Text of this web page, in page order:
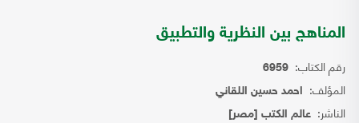
المناهج بين النظرية والتطبيق
رقم الكتاب: 6959
المؤلف: احمد حسين اللقاني
الناشر: عالم الكتب [مصر]